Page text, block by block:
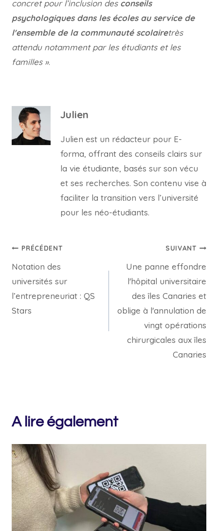
concret pour l’inclusion des conseils
psychologiques dans les écoles au service de
l'ensemble de la communauté scolairetrès
attendu notamment par les étudiants et les
familles ».
Julien
Julien est un rédacteur pour E-
forma, offrant des conseils clairs sur
la vie étudiante, basés sur son vécu
et ses recherches. Son contenu vise à
faciliter la transition vers l’université
pour les néo-étudiants.
Navigation
de
l’article
PRÉCÉDENT
Notation des
universités sur
l’entrepreneuriat : QS
Stars
SUIVANT
Une panne effondre
l'hôpital universitaire
des îles Canaries et
oblige à l'annulation de
vingt opérations
chirurgicales aux îles
Canaries
A lire également